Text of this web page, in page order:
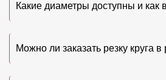
Какие диаметры доступны и как
Можно ли заказать резку круга